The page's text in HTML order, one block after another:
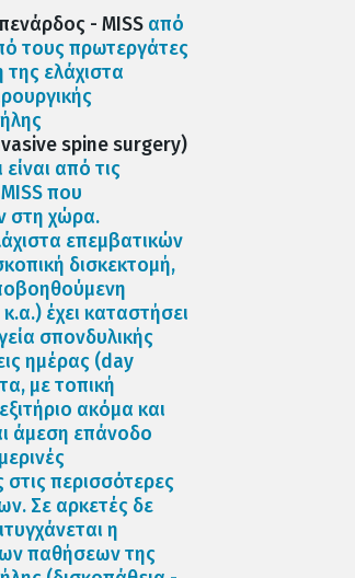
- MISS από
τους πρωτεργάτες
ελάχιστα
spine surgery)
από τις
που
στη χώρα.
επεμβατικών
δισκεκτομή,
έχει καταστήσει
σπονδυλικής
ημέρας (day
με τοπική
ακόμα και
άμεση επάνοδο
στις περισσότερες
Σε αρκετές δε
η
παθήσεων της